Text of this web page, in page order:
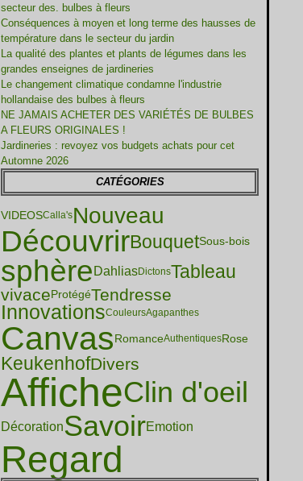
secteur des. bulbes à fleurs
Conséquences à moyen et long terme des hausses de
température dans le secteur du jardin
La qualité des plantes et plants de légumes dans les
grandes enseignes de jardineries
Le changement climatique condamne l'industrie
hollandaise des bulbes à fleurs
NE JAMAIS ACHETER DES VARIÉTÉS DE BULBES
A FLEURS ORIGINALES !
Jardineries : revoyez vos budgets achats pour cet
Automne 2026
CATÉGORIES
VIDEOSCalla'sNouveau
DécouvrirBouquetSous-bois
sphère DahliasDictonsTableau
vivace ProtégéTendresse
InnovationsCouleursAgapanthes
Canvas RomanceAuthentiquesRose
KeukenhofDivers
AfficheClin d'oeil
DécorationSavoirEmotion
Regard